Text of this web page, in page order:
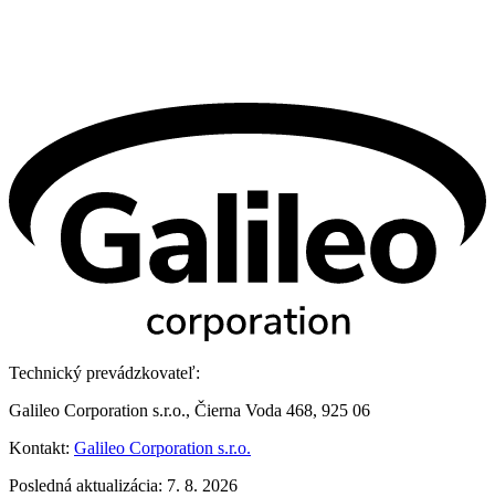
Technický prevádzkovateľ:
Galileo Corporation s.r.o., Čierna Voda 468, 925 06
Kontakt: Galileo Corporation s.r.o.
Posledná aktualizácia: 7. 8. 2026